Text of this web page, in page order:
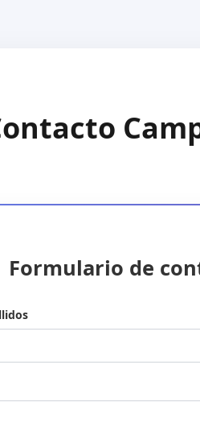
Formulario de